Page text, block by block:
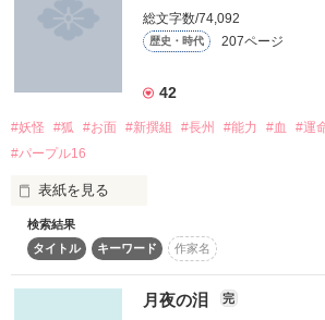
絶滅したといわれる狐の妖怪だった！！
…案外可愛らしいのな。」
「う、うるさい！！」
総司が蝶と出会う前のお話、「予感」を追
作品を読む
怪我を負った火影童子を見た六の君は
《蘇芳丸》と名づけて
「お〜い、蘇芳丸〜」
「……………」
「はい、蘇芳丸。あ〜ん」
「……………阿呆か」
「いや、馴染みすぎだろ、
サボってねぇで仕事しろよ。」
「あ"？あたしは、今忙しいんだよ。」
「部屋で寝っ転がって
「もちろん←
…って、あ"ー！！
総文字数/74,092
歴史・時代 207ページ
42
#妖怪 #狐 #お面 #新撰組 #長州 #能力 #血 #運
#パープル16
表紙を見る
検索結果
タイトル
キーワード 作家名
月夜の泪 完